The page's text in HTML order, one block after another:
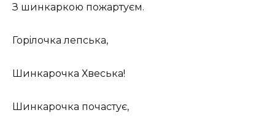
З шинкаркою пожартуєм.
Горiлочка лепська,
Шинкарочка Хвеська!
Шинкарочка почастує,